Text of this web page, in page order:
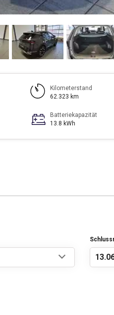
Kilometerstand
62.323 km
Batteriekapazität
13.8 kWh